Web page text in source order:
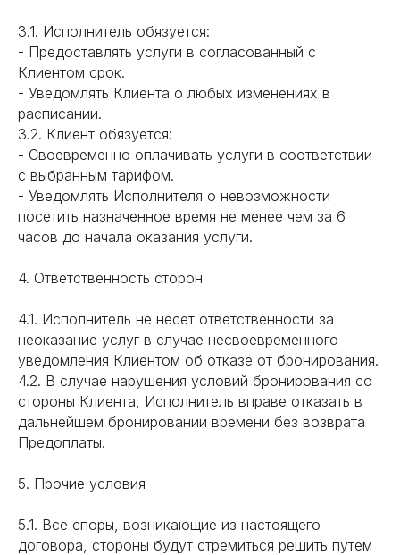
3.1. Исполнитель обязуется:
- Предоставлять услуги в согласованный с
Клиентом срок.
- Уведомлять Клиента о любых изменениях в
расписании.
3.2. Клиент обязуется:
- Своевременно оплачивать услуги в соответствии
с выбранным тарифом.
- Уведомлять Исполнителя о невозможности
посетить назначенное время не менее чем за 6
часов до начала оказания услуги.
4. Ответственность сторон
4.1. Исполнитель не несет ответственности за
неоказание услуг в случае несвоевременного
уведомления Клиентом об отказе от бронирования.
4.2. В случае нарушения условий бронирования со
стороны Клиента, Исполнитель вправе отказать в
дальнейшем бронировании времени без возврата
Предоплаты.
5. Прочие условия
5.1. Все споры, возникающие из настоящего
договора, стороны будут стремиться решить путем
Вы сможете применить сертификат
Купить подарочный
сертификат
Перейти на страницу